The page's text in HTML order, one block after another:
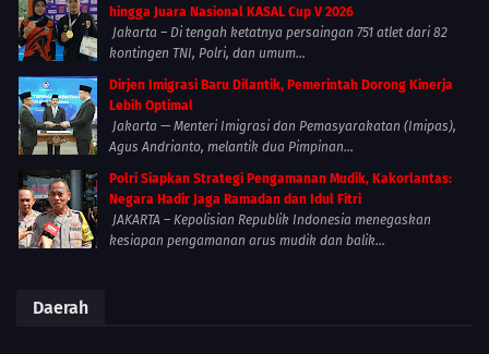
hingga Juara Nasional KASAL Cup V 2026
Jakarta – Di tengah ketatnya persaingan 751 atlet dari 82
kontingen TNI, Polri, dan umum...
Dirjen Imigrasi Baru Dilantik, Pemerintah Dorong Kinerja
Lebih Optimal
Jakarta — Menteri Imigrasi dan Pemasyarakatan (Imipas),
Agus Andrianto, melantik dua Pimpinan...
Polri Siapkan Strategi Pengamanan Mudik, Kakorlantas:
Negara Hadir Jaga Ramadan dan Idul Fitri
JAKARTA – Kepolisian Republik Indonesia menegaskan
kesiapan pengamanan arus mudik dan balik...
Daerah